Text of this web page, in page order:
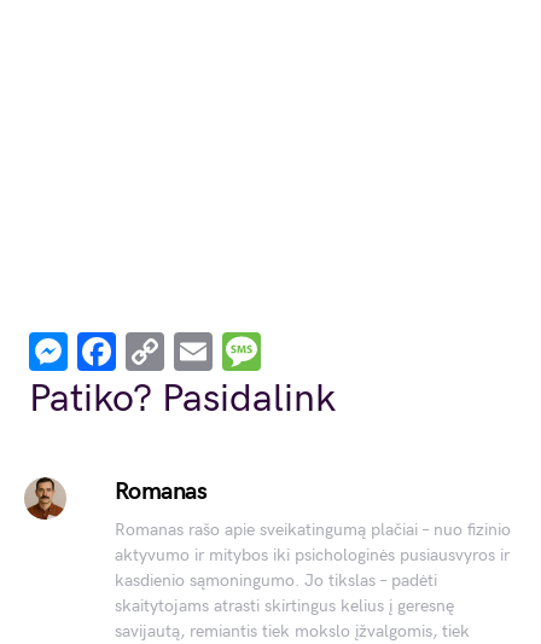
Messenger
Facebook
Copy
Link
Email
Patiko? Pasidalink
Romanas
Romanas rašo apie sveikatingumą plačiai – nuo fizinio
aktyvumo ir mitybos iki psichologinės pusiausvyros ir
kasdienio sąmoningumo. Jo tikslas – padėti
skaitytojams atrasti skirtingus kelius į geresnę
savijautą, remiantis tiek mokslo įžvalgomis, tiek